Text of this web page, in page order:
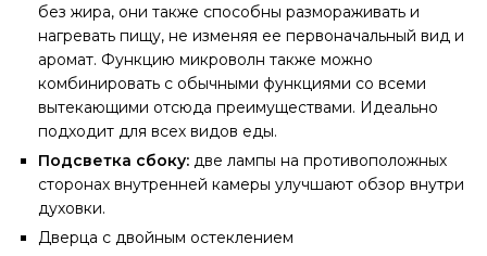
без жира, они также способны размораживать и
нагревать пищу, не изменяя ее первоначальный вид и
аромат. Функцию микроволн также можно
комбинировать с обычными функциями со всеми
вытекающими отсюда преимуществами. Идеально
подходит для всех видов еды.
Подсветка сбоку: две лампы на противоположных
сторонах внутренней камеры улучшают обзор внутри
духовки.
Дверца с двойным остеклением